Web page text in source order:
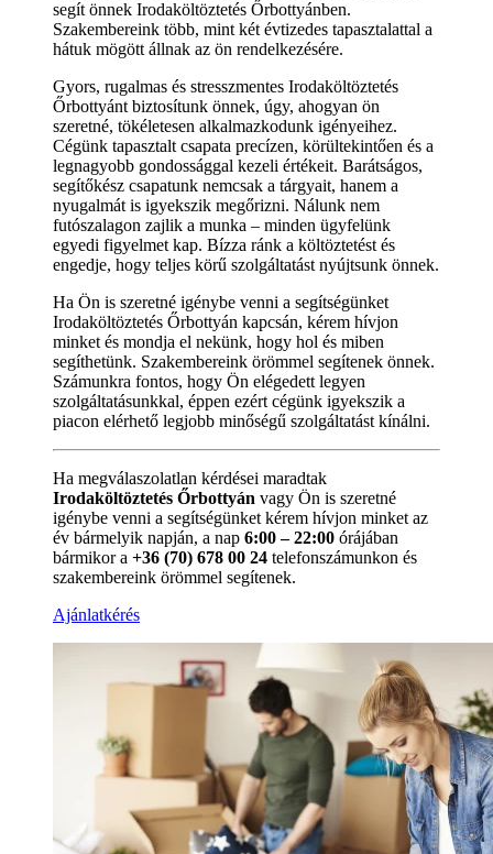
segít önnek Irodaköltöztetés Őrbottyánben.
Szakembereink több, mint két évtizedes tapasztalattal a
hátuk mögött állnak az ön rendelkezésére.
Gyors, rugalmas és stresszmentes Irodaköltöztetés
Őrbottyánt biztosítunk önnek, úgy, ahogyan ön
szeretné, tökéletesen alkalmazkodunk igényeihez.
Cégünk tapasztalt csapata precízen, körültekintően és a
legnagyobb gondossággal kezeli értékeit. Barátságos,
segítőkész csapatunk nemcsak a tárgyait, hanem a
nyugalmát is igyekszik megőrizni. Nálunk nem
futószalagon zajlik a munka – minden ügyfelünk
egyedi figyelmet kap. Bízza ránk a költöztetést és
engedje, hogy teljes körű szolgáltatást nyújtsunk önnek.
Ha Ön is szeretné igénybe venni a segítségünket
Irodaköltöztetés Őrbottyán kapcsán, kérem hívjon
minket és mondja el nekünk, hogy hol és miben
segíthetünk. Szakembereink örömmel segítenek önnek.
Számunkra fontos, hogy Ön elégedett legyen
szolgáltatásunkkal, éppen ezért cégünk igyekszik a
piacon elérhető legjobb minőségű szolgáltatást kínálni.
Ha megválaszolatlan kérdései maradtak
Irodaköltöztetés Őrbottyán vagy Ön is szeretné
igénybe venni a segítségünket kérem hívjon minket az
év bármelyik napján, a nap 6:00 – 22:00 órájában
bármikor a +36 (70) 678 00 24 telefonszámunkon és
szakembereink örömmel segítenek.
Ajánlatkérés